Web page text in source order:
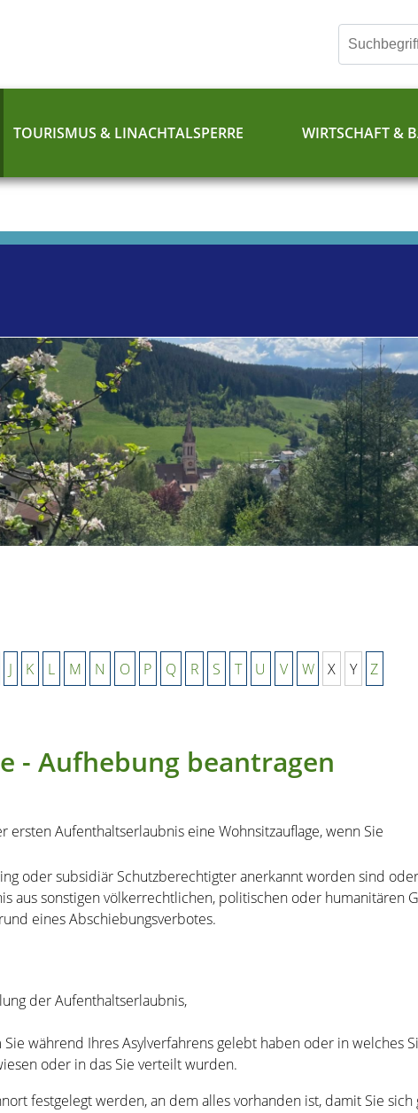
TOURISMUS & LINACHTALSPERRE WIRTSCHAFT &
J K L M N O P Q R S T U V W X Y Z
- Aufhebung beantragen
ersten Aufenthaltserlaubnis eine Wohnsitzauflage, wenn Sie
oder subsidiär Schutzberechtigter anerkannt worden sind oder
aus sonstigen völkerrechtlichen, politischen oder humanitären
eines Abschiebungsverbotes.
der Aufenthaltserlaubnis,
während Ihres Asylverfahrens gelebt haben oder in welches
oder in das Sie verteilt wurden.
festgelegt werden, an dem alles vorhanden ist, damit Sie